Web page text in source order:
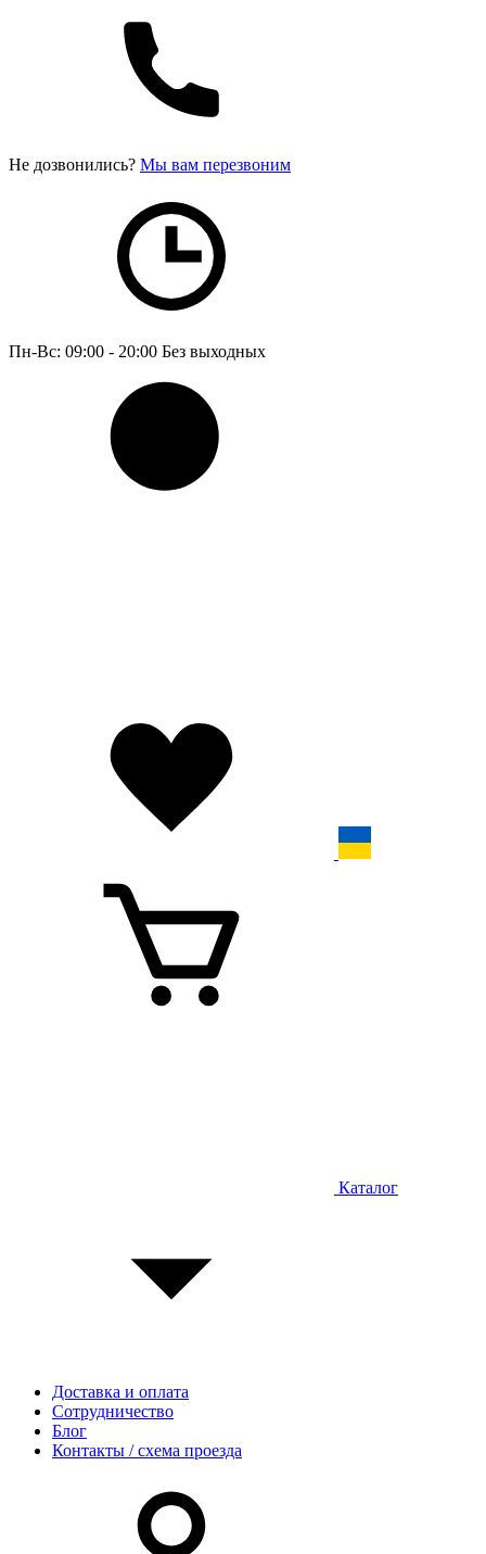
Не дозвонились? Мы вам перезвоним
Пн-Вс: 09:00 - 20:00 Без выходных
Каталог
Доставка и оплата
Сотрудничество
Блог
Контакты / схема проезда